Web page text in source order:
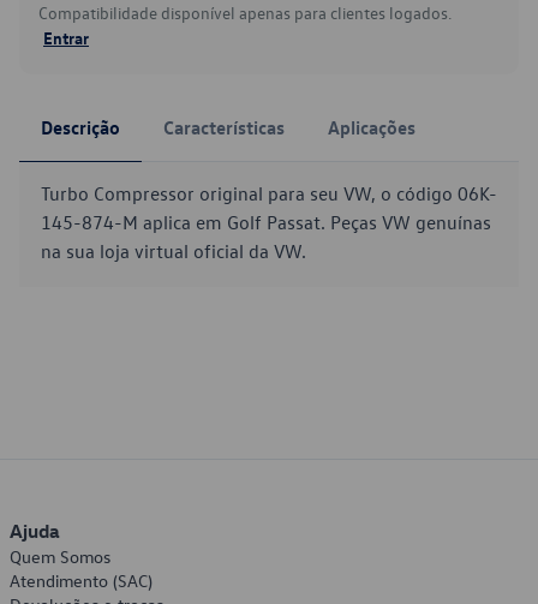
Compatibilidade disponível apenas para clientes logados.
Entrar
Descrição Características Aplicações
Turbo Compressor original para seu VW, o código 06K-
145-874-M aplica em Golf Passat. Peças VW genuínas
na sua loja virtual oficial da VW.
Ajuda
Quem Somos
Atendimento (SAC)